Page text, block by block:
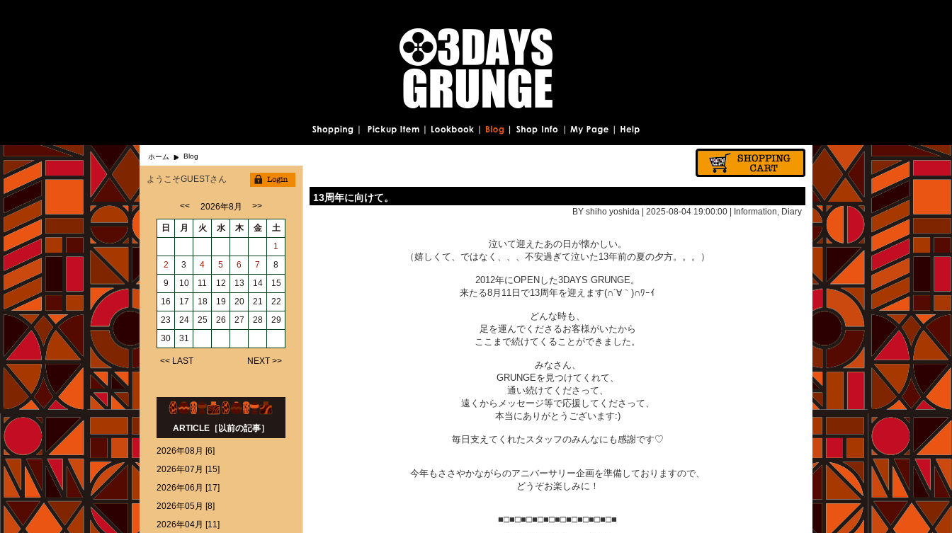
ホーム Blog
13周年に向けて。
BY shiho yoshida | 2025-08-04 19:00:00 | Information, Diary
泣いて迎えたあの日が懐かしい。
（嬉しくて、ではなく、、、不安過ぎて泣いた13年前の夏の夕方。。。）
2012年にOPENした3DAYS GRUNGE。
来たる8月11日で13周年を迎えます(∩´∀｀)∩ﾜｰｲ
どんな時も、
足を運んでくださるお客様がいたから
ここまで続けてくることができました。
みなさん、
GRUNGEを見つけてくれて、
通い続けてくださって、
遠くからメッセージ等で応援してくださって、
本当にありがとうございます:)
毎日支えてくれたスタッフのみんなにも感謝です♡
今年もささやかながらのアニバーサリー企画を準備しておりますので、
どうぞお楽しみに！
■□■□■□■□■□■□■□■□■□■□■
ようこそGUESTさん
<< 2026年8月 >>
日 月 火 水 木 金
土
1
2
3 4 5 6 7
8
9
10 11 12 13 14
15
16
17 18 19 20 21
22
23
24 25 26 27 28
29
30
31
<< LAST NEXT >>
ARTICLE［以前の記事］
2026年08月 [6]
2026年07月 [15]
2026年06月 [17]
2026年05月 [8]
2026年04月 [11]